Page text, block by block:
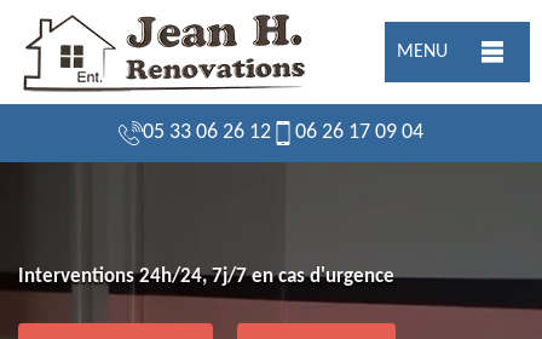
MENU
05 33 06 26 12 06 26 17 09 04
Interventions 24h/24, 7j/7 en cas d'urgence